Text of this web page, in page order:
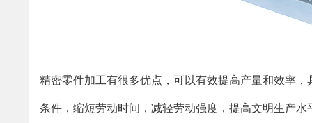
精密零件加工有很多优点，可以有效提高产量和效率
条件，缩短劳动时间，减轻劳动强度，提高文明生产